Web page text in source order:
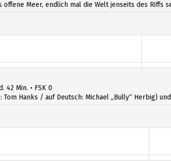
offene Meer, endlich mal die Welt jenseits des Riffs
42 Min. • FSK 0
Hanks / auf Deutsch: Michael „Bully“ Herbig)